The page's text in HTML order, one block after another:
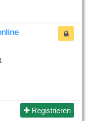
Registrieren